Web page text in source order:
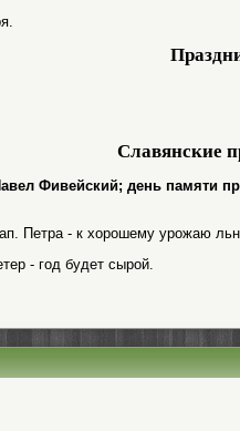
Славянские
Фивейский; день памяти
Петра - к хорошему урожаю
- год будет сырой.